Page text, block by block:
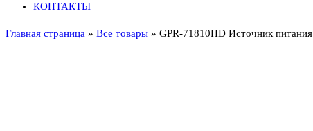
КОНТАКТЫ
Главная страница » Все товары » GPR-71810HD Источник питания